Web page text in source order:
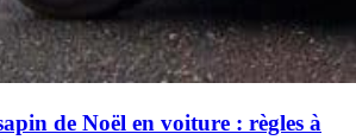
de Noël en voiture : règles à